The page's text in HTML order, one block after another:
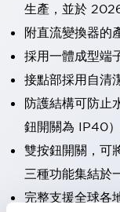
生產，並於
附直流變換器的
採用一體成型端
接點部採用自清
防護結構可防止
鈕開關為 IP40）
雙按鈕開關，可
三種功能集結於
完整支援全球各